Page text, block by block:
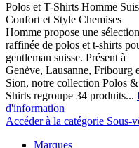
Polos et T-Shirts Homme
Confort et Style Chemises
Homme propose une sélection
raffinée de polos et t-shirts
gentleman suisse. Présent à
Genève, Lausanne, Fribourg
Sion, notre collection Polos
Shirts regroupe 34 produits...
d'information
Accéder à la catégorie Sous-
Marques